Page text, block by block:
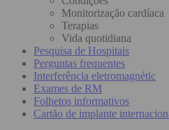
Monitorização cardíaca
Terapias
Vida quotidiana
Pesquisa de Hospitais
Perguntas frequentes
Interferência eletromagnétic
Exames de RM
Folhetos informativos
Cartão de implante